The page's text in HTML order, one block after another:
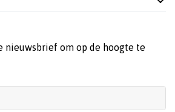
nieuwsbrief om op de hoogte te